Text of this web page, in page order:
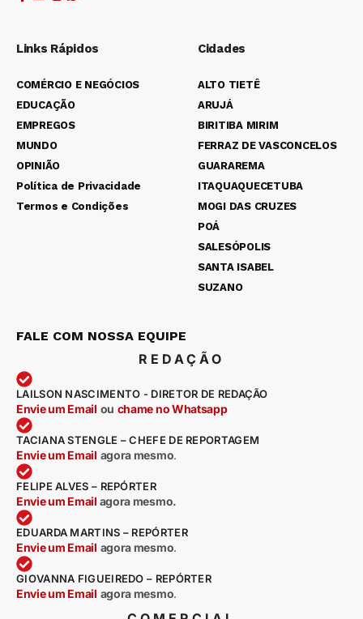
Links Rápidos
COMÉRCIO E NEGÓCIOS
EDUCAÇÃO
EMPREGOS
MUNDO
OPINIÃO
Política de Privacidade
Termos e Condições
Cidades
ALTO TIETÊ
ARUJÁ
BIRITIBA MIRIM
FERRAZ DE VASCONCELOS
GUARAREMA
ITAQUAQUECETUBA
MOGI DAS CRUZES
POÁ
SALESÓPOLIS
SANTA ISABEL
SUZANO
FALE COM NOSSA EQUIPE
REDAÇÃO
LAILSON NASCIMENTO - DIRETOR DE REDAÇÃO
Envie um Email ou chame no Whatsapp
TACIANA STENGLE – CHEFE DE REPORTAGEM
Envie um Email agora mesmo.
FELIPE ALVES – REPÓRTER
Envie um Email agora mesmo.
EDUARDA MARTINS – REPÓRTER
Envie um Email agora mesmo.
GIOVANNA FIGUEIREDO – REPÓRTER
Envie um Email agora mesmo.